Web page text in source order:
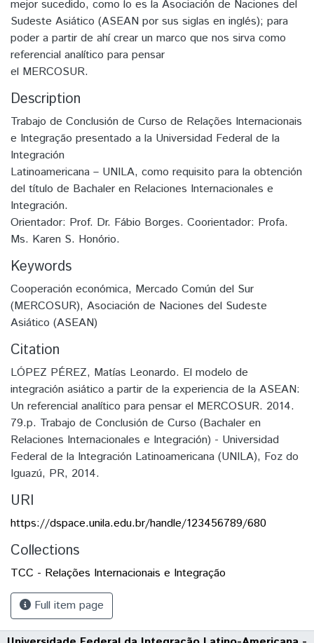
mejor sucedido, como lo es la Asociación de Naciones del
Sudeste Asiático (ASEAN por sus siglas en inglés); para
poder a partir de ahí crear un marco que nos sirva como
referencial analítico para pensar
el MERCOSUR.
Description
Trabajo de Conclusión de Curso de Relações Internacionais
e Integração presentado a la Universidad Federal de la
Integración
Latinoamericana – UNILA, como requisito para la obtención
del título de Bachaler en Relaciones Internacionales e
Integración.
Orientador: Prof. Dr. Fábio Borges. Coorientador: Profa.
Ms. Karen S. Honório.
Keywords
Cooperación económica, Mercado Común del Sur
(MERCOSUR), Asociación de Naciones del Sudeste
Asiático (ASEAN)
Citation
LÓPEZ PÉREZ, Matías Leonardo. El modelo de
integración asiático a partir de la experiencia de la ASEAN:
Un referencial analítico para pensar el MERCOSUR. 2014.
79.p. Trabajo de Conclusión de Curso (Bachaler en
Relaciones Internacionales e Integración) - Universidad
Federal de la Integración Latinoamericana (UNILA), Foz do
Iguazú, PR, 2014.
URI
https://dspace.unila.edu.br/handle/123456789/680
Collections
TCC - Relações Internacionais e Integração
Full item page